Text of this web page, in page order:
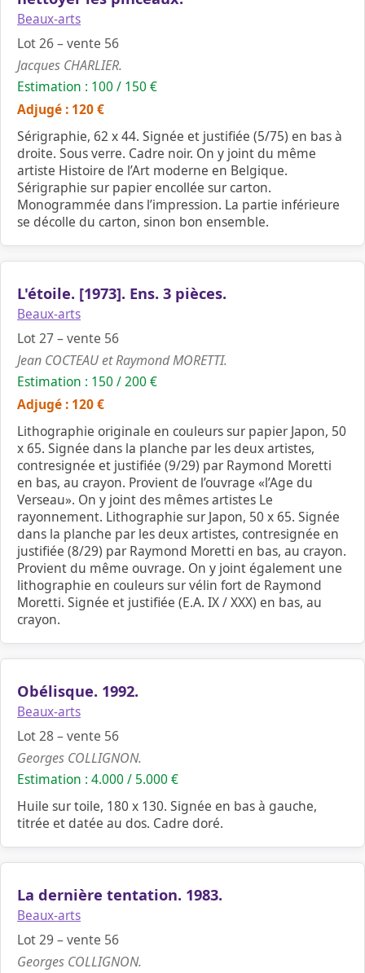
Beaux-arts
Lot 26 – vente 56
Jacques CHARLIER.
Estimation : 100 / 150 €
Adjugé : 120 €
Sérigraphie, 62 x 44. Signée et justifiée (5/75) en bas à
droite. Sous verre. Cadre noir. On y joint du même
artiste Histoire de l’Art moderne en Belgique.
Sérigraphie sur papier encollée sur carton.
Monogrammée dans l’impression. La partie inférieure
se décolle du carton, sinon bon ensemble.
L'étoile. [1973]. Ens. 3 pièces.
Beaux-arts
Lot 27 – vente 56
Jean COCTEAU et Raymond MORETTI.
Estimation : 150 / 200 €
Adjugé : 120 €
Lithographie originale en couleurs sur papier Japon, 50
x 65. Signée dans la planche par les deux artistes,
contresignée et justifiée (9/29) par Raymond Moretti
en bas, au crayon. Provient de l’ouvrage «l’Age du
Verseau». On y joint des mêmes artistes Le
rayonnement. Lithographie sur Japon, 50 x 65. Signée
dans la planche par les deux artistes, contresignée en
justifiée (8/29) par Raymond Moretti en bas, au crayon.
Provient du même ouvrage. On y joint également une
lithographie en couleurs sur vélin fort de Raymond
Moretti. Signée et justifiée (E.A. IX / XXX) en bas, au
crayon.
Obélisque. 1992.
Beaux-arts
Lot 28 – vente 56
Georges COLLIGNON.
Estimation : 4.000 / 5.000 €
Huile sur toile, 180 x 130. Signée en bas à gauche,
titrée et datée au dos. Cadre doré.
La dernière tentation. 1983.
Beaux-arts
Lot 29 – vente 56
Georges COLLIGNON.